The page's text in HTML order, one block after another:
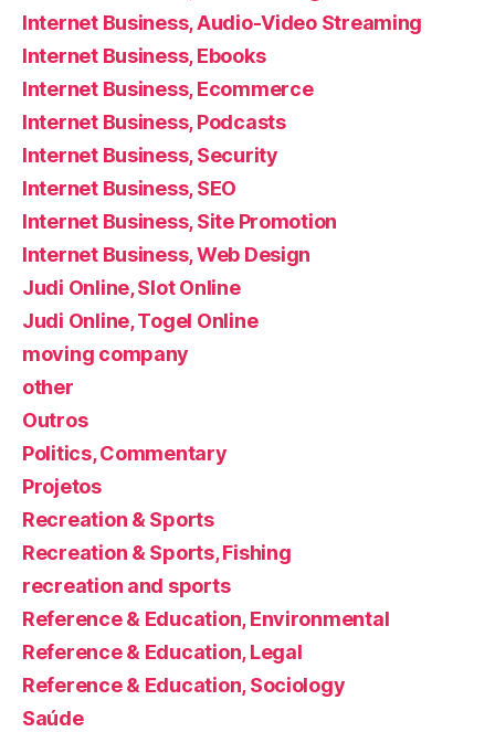
Internet Business, Audio-Video Streaming
Internet Business, Ebooks
Internet Business, Ecommerce
Internet Business, Podcasts
Internet Business, Security
Internet Business, SEO
Internet Business, Site Promotion
Internet Business, Web Design
Judi Online, Slot Online
Judi Online, Togel Online
moving company
other
Outros
Politics, Commentary
Projetos
Recreation & Sports
Recreation & Sports, Fishing
recreation and sports
Reference & Education, Environmental
Reference & Education, Legal
Reference & Education, Sociology
Saúde